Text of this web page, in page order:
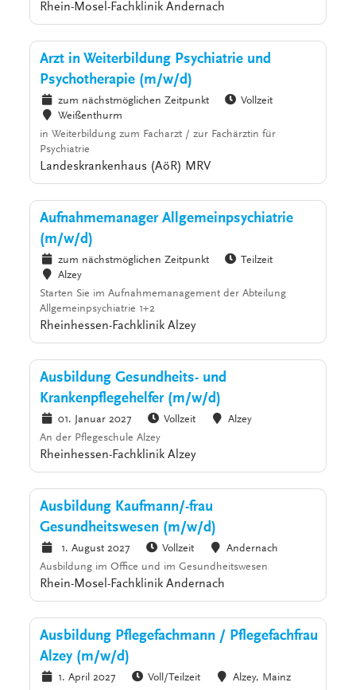
Rhein-Mosel-Fachklinik Andernach
Arzt in Weiterbildung Psychiatrie und
Psychotherapie (m/w/d)
zum nächstmöglichen Zeitpunkt
Vollzeit
Weißenthurm
in Weiterbildung zum Facharzt / zur Fachärztin für
Psychiatrie
Landeskrankenhaus (AöR) MRV
Aufnahmemanager Allgemeinpsychiatrie
(m/w/d)
zum nächstmöglichen Zeitpunkt
Teilzeit
Alzey
Starten Sie im Aufnahmemanagement der Abteilung
Allgemeinpsychiatrie 1+2
Rheinhessen-Fachklinik Alzey
Ausbildung Gesundheits- und
Krankenpflegehelfer (m/w/d)
01. Januar 2027 Vollzeit
Alzey
An der Pflegeschule Alzey
Rheinhessen-Fachklinik Alzey
Ausbildung Kaufmann/-frau
Gesundheitswesen (m/w/d)
1. August 2027 Vollzeit
Andernach
Ausbildung im Office und im Gesundheitswesen
Rhein-Mosel-Fachklinik Andernach
Ausbildung Pflegefachmann / Pflegefachfrau
Alzey (m/w/d)
1. April 2027 Voll/Teilzeit
Alzey, Mainz